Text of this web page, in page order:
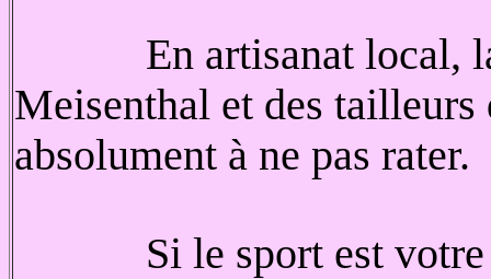
En artisanat local,
Meisenthal et des
absolument à ne pas rater.
Si le sport est